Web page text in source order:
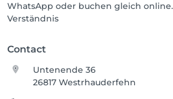
WhatsApp oder buchen gleich
Verständnis
Contact
Untenende 36
26817 Westrhauderfehn